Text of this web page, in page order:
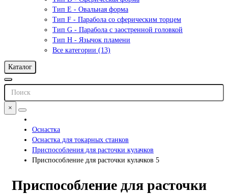
Тип Е - Овальная форма
Тип F - Парабола со сферическим торцем
Тип G - Парабола с заостренной головкой
Тип H - Язычок пламени
Все категории (13)
Каталог
×
Оснастка
Оснастка для токарных станков
Приспособления для расточки кулачков
Приспособление для расточки кулачков 5
Приспособление для расточки